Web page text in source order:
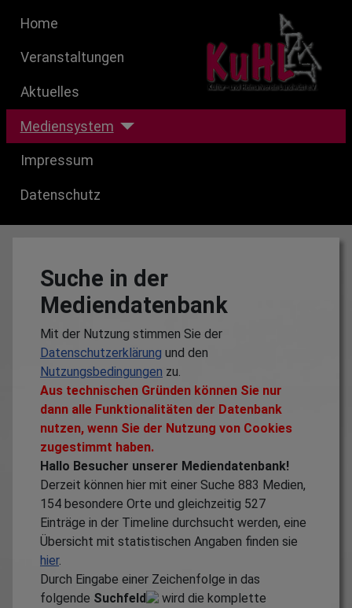
Home
Veranstaltungen
Aktuelles
Mediensystem
Impressum
Datenschutz
Suche in der
Mediendatenbank
Mit der Nutzung stimmen Sie der
Datenschutzerklärung und den
Nutzungsbedingungen zu.
Aus technischen Gründen können Sie nur
dann alle Funktionalitäten der Datenbank
nutzen, wenn Sie der Nutzung von Cookies
zugestimmt haben.
Hallo Besucher unserer Mediendatenbank!
Derzeit können hier mit einer Suche 883 Medien,
154 besondere Orte und gleichzeitig 527
Einträge in der Timeline durchsucht werden, eine
Übersicht mit statistischen Angaben finden sie
hier.
Durch Eingabe einer Zeichenfolge in das
folgende Suchfeld
wird die komplette